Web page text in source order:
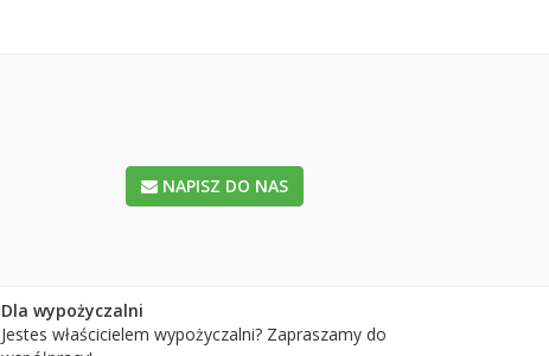
NAPISZ DO NAS
Dla wypożyczalni
Jestes właścicielem wypożyczalni? Zapraszamy do